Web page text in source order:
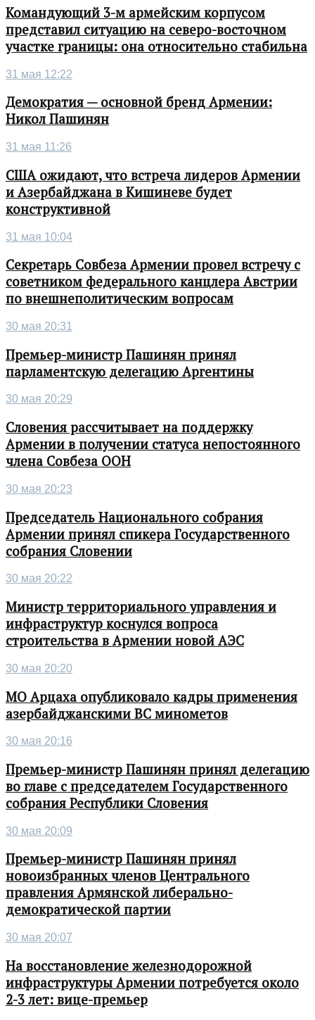
Командующий 3-м армейским корпусом
представил ситуацию на северо-восточном
участке границы: она относительно стабильна
31 мая 12:22
Демократия — основной бренд Армении:
Никол Пашинян
31 мая 11:26
США ожидают, что встреча лидеров Армении
и Азербайджана в Кишиневе будет
конструктивной
31 мая 10:04
Секретарь Совбеза Армении провел встречу с
советником федерального канцлера Австрии
по внешнеполитическим вопросам
30 мая 20:31
Премьер-министр Пашинян принял
парламентскую делегацию Аргентины
30 мая 20:29
Словения рассчитывает на поддержку
Армении в получении статуса непостоянного
члена Совбеза ООН
30 мая 20:23
Председатель Национального собрания
Армении принял спикера Государственного
собрания Словении
30 мая 20:22
Министр территориального управления и
инфраструктур коснулся вопроса
строительства в Армении новой АЭС
30 мая 20:20
МО Арцаха опубликовало кадры применения
азербайджанскими ВС минометов
30 мая 20:16
Премьер-министр Пашинян принял делегацию
во главе с председателем Государственного
собрания Республики Словения
30 мая 20:09
Премьер-министр Пашинян принял
новоизбранных членов Центрального
правления Армянской либерально-
демократической партии
30 мая 20:07
На восстановление железнодорожной
инфраструктуры Армении потребуется около
2-3 лет: вице-премьер